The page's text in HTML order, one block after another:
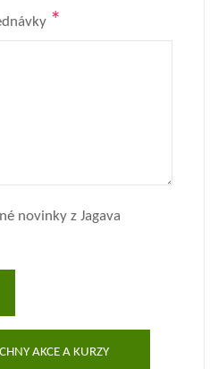
*
novinky z Jagava
AKCE A KURZY